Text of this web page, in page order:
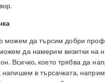
можем да търсим добри
да намерим визитки на
Всичко, което трябва да
напишем в търсачката,